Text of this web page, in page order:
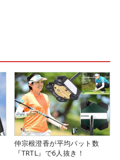
仲宗根澄香が平均パット数
『TRTL』で6人抜き！